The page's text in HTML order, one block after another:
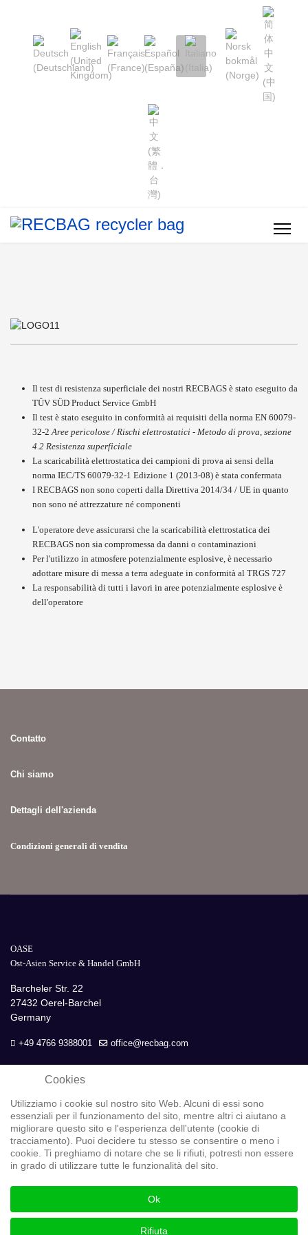
Il test di resistenza superficiale dei nostri RECBAGS è stato eseguito da
TÜV SÜD Product Service GmbH
Il test è stato eseguito in conformità ai requisiti della norma EN 60079-
32-2Aree pericolose / Rischi elettrostatici - Metodo di prova, sezione
4.2 Resistenza superficiale
La scaricabilità elettrostatica dei campioni di prova ai sensi della
norma IEC/TS 60079-32-1 Edizione 1 (2013-08) è stata confermata
I RECBAGS non sono coperti dalla Direttiva 2014/34 / UE in quanto
non sono né attrezzature né componenti
L'operatore deve assicurarsi che la scaricabilità elettrostatica dei
RECBAGS non sia compromessa da danni o contaminazioni
Per l'utilizzo in atmosfere potenzialmente esplosive, è necessario
adottare misure di messa a terra adeguate in conformità al TRGS 727
La responsabilità di tutti i lavori in aree potenzialmente esplosive è
dell'operatore
Contatto
Chi siamo
Dettagli dell'azienda
Condizioni generali di vendita
OASE
Ost-Asien Service & Handel GmbH
Barcheler Str. 22
27432 Oerel-Barchel
Germany
+49 4766 9388001 office@recbag.com
Protezione dati
Copyright © 2026 OASE GmbH
Cookies
Utilizziamo i cookie sul nostro sito Web. Alcuni di essi sono
essenziali per il funzionamento del sito, mentre altri ci aiutano a
migliorare questo sito e l'esperienza dell'utente (cookie di
tracciamento). Puoi decidere tu stesso se consentire o meno i
cookie. Ti preghiamo di notare che se li rifiuti, potresti non essere
in grado di utilizzare tutte le funzionalità del sito.
Ok
Rifiuta